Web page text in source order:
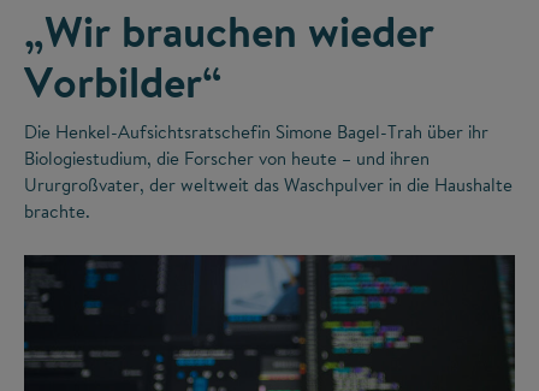
„Wir brauchen wieder
Vorbilder“
Die Henkel-Aufsichtsratschefin Simone Bagel-Trah über ihr
Biologiestudium, die Forscher von heute – und ihren
Ururgroßvater, der weltweit das Waschpulver in die Haushalte
brachte.